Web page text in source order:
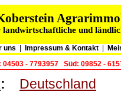
und
uns Impressum & Kontakt
04503 - 7793957 Süd: 09852 -
: Deutschland